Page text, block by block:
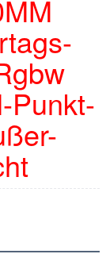
Punkt-